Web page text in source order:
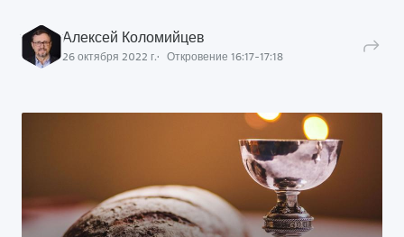
Алексей Коломийцев
26 октября 2022 г. Откровение 16:17-17:18